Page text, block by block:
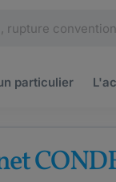
particulier